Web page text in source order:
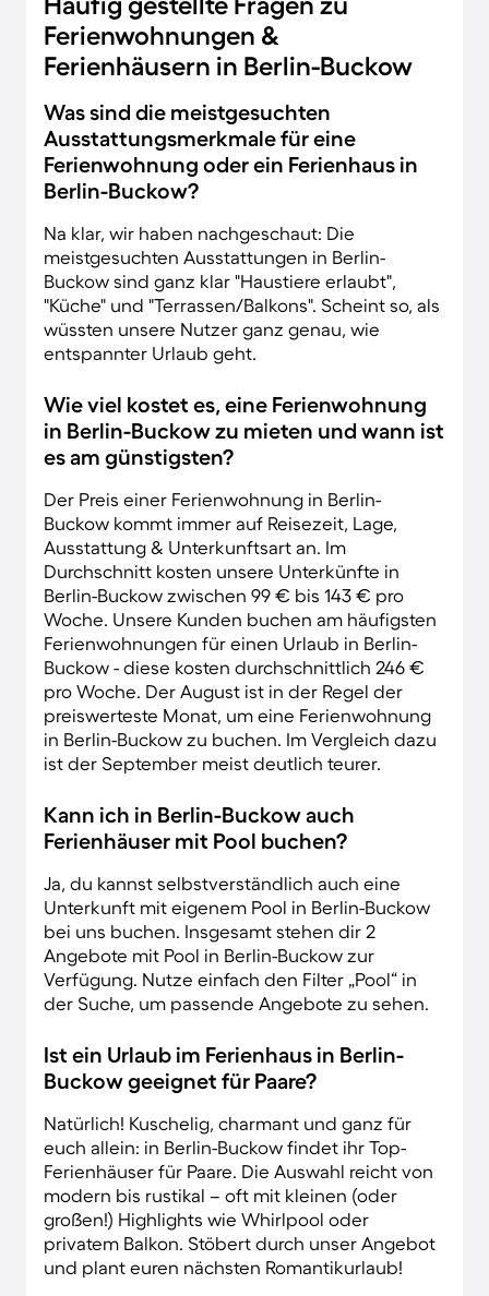
Ferienwohnungen &
Ferienhäusern in Berlin-Buckow
Was sind die meistgesuchten
Ausstattungsmerkmale für eine
Ferienwohnung oder ein Ferienhaus in
Berlin-Buckow?
Na klar, wir haben nachgeschaut: Die
meistgesuchten Ausstattungen in Berlin-
Buckow sind ganz klar "Haustiere erlaubt",
"Küche" und "Terrassen/Balkons". Scheint so, als
wüssten unsere Nutzer ganz genau, wie
entspannter Urlaub geht.
Wie viel kostet es, eine Ferienwohnung
in Berlin-Buckow zu mieten und wann ist
es am günstigsten?
Der Preis einer Ferienwohnung in Berlin-
Buckow kommt immer auf Reisezeit, Lage,
Ausstattung & Unterkunftsart an. Im
Durchschnitt kosten unsere Unterkünfte in
Berlin-Buckow zwischen 99 € bis 143 € pro
Woche. Unsere Kunden buchen am häufigsten
Ferienwohnungen für einen Urlaub in Berlin-
Buckow - diese kosten durchschnittlich 246 €
pro Woche. Der August ist in der Regel der
preiswerteste Monat, um eine Ferienwohnung
in Berlin-Buckow zu buchen. Im Vergleich dazu
ist der September meist deutlich teurer.
Kann ich in Berlin-Buckow auch
Ferienhäuser mit Pool buchen?
Ja, du kannst selbstverständlich auch eine
Unterkunft mit eigenem Pool in Berlin-Buckow
bei uns buchen. Insgesamt stehen dir 2
Angebote mit Pool in Berlin-Buckow zur
Verfügung. Nutze einfach den Filter „Pool“ in
der Suche, um passende Angebote zu sehen.
Ist ein Urlaub im Ferienhaus in Berlin-
Buckow geeignet für Paare?
Natürlich! Kuschelig, charmant und ganz für
euch allein: in Berlin-Buckow findet ihr Top-
Ferienhäuser für Paare. Die Auswahl reicht von
modern bis rustikal – oft mit kleinen (oder
großen!) Highlights wie Whirlpool oder
privatem Balkon. Stöbert durch unser Angebot
und plant euren nächsten Romantikurlaub!